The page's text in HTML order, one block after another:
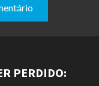
PERDIDO: